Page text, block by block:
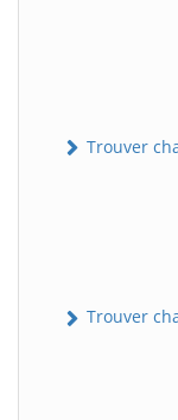
Trouver
Trouver